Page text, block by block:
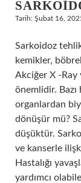
Tarih: Şubat 16,
Sarkoidoz
kemikler,
Akciğer X -Ray
önemlidir.
organlardan
dönüşür mü?
düşüktür.
ve kanserle
Hastalığı
yardımcı